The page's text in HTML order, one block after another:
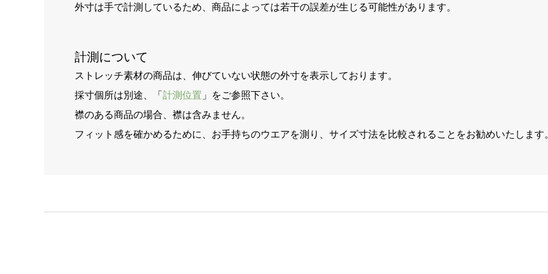
外寸は手で計測しているため、商品によっては若干の誤差が生じる可能性があります。
計測について
ストレッチ素材の商品は、伸びていない状態の外寸を表示しております。
採寸個所は別途、「 計測位置 」をご参照下さい。
襟のある商品の場合、襟は含みません。
フィット感を確かめるために、お手持ちのウエアを測り、サイズ寸法を比較されることをお勧めいたします